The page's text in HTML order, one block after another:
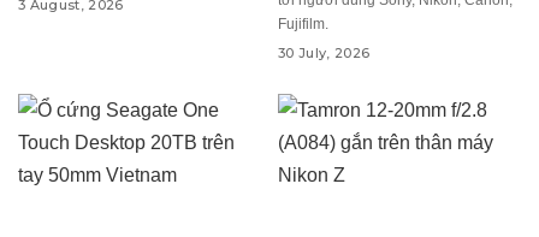
3 August, 2026
Fujifilm.
30 July, 2026